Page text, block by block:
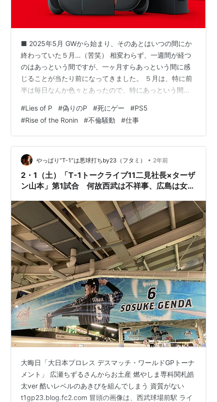
■ 2025年5月 GWから始まり、そのあとはいつの間にか
終わっていた５月…（苦笑） 相変わらず、一週間が経つ
のはあっという間ですが、一ヶ月すらあっという間に感
じることが当たり前になってきました。 ５月は、特に前
半は毎日なんか色々とあったので、特にあっという間だ
りから、動画サイトとかでは、田中圭✕永野芽郁の不倫
疑惑報道の話ばかり。 ぶっちゃけた話をすると、どうで
もいい…というのが正直なところ。 まあ、CMを出してい
る企業や、ドラマ・映画の主役にキャスティングしてい
るテレビ局などからすると、イメージや広告戦略、興行
収入にも大きく影響が…
#Lies of P #偽りのP #死にゲー #PS5
#Rise of the Ronin #不倫騒動 #仕事
やっぱり“T-1”は悪球打ちby23（フタミ） • 2年前
2・1（土）「T-1トークライブ11二見社長×ターザ
ン山本」第1試合 何故西武は不祥事、広島は女性
は追及せず不倫報道を垂れ流し
大晦日「大日本プロレス デスマッチ・ワールドGPトーナ
メント」 広瀬ちずるさんからお土産 燃やしま専科関札皓
太ver 酷いレベルのあきぴを組んでしまう 資質がない
t1gp23.blog.fc2.com 冒頭の画像は、西武球場前駅 ライ